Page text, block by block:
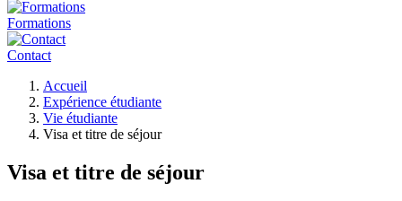
Formations
Contact
d'Ariane
Accueil
Expérience étudiante
Vie étudiante
Visa et titre de séjour
Visa et titre de séjour